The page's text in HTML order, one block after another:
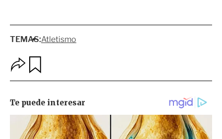
TEMAS:Atletismo
p
i
o
n
r
d
a